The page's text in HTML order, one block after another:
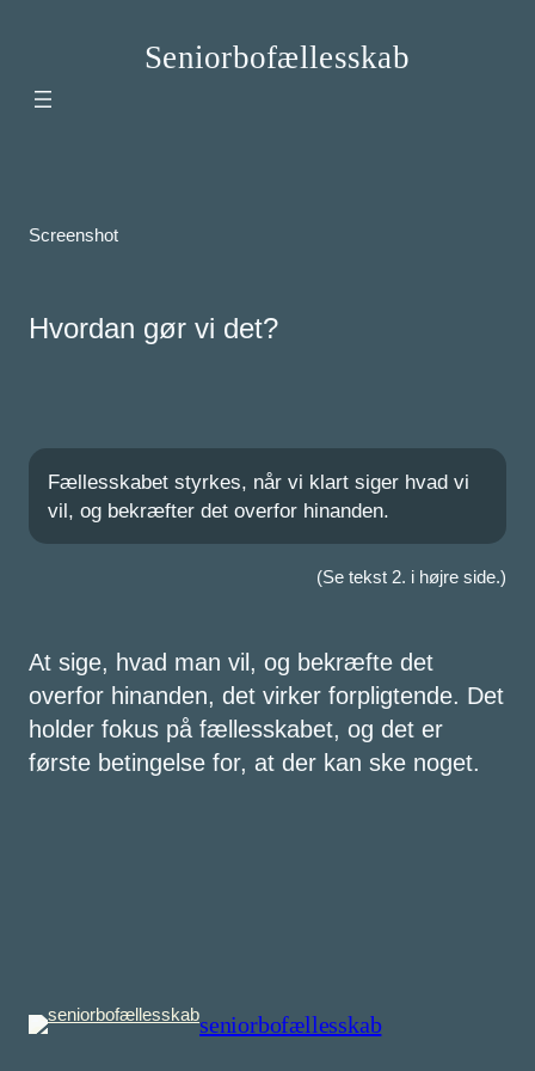
Seniorbofællesskab
Screenshot
Hvordan gør vi det?
Fællesskabet styrkes, når vi klart siger hvad vi
vil, og bekræfter det overfor hinanden.
(Se tekst 2. i højre side.)
At sige, hvad man vil, og bekræfte det
overfor hinanden, det virker forpligtende. Det
holder fokus på fællesskabet, og det er
første betingelse for, at der kan ske noget.
seniorbofællesskab